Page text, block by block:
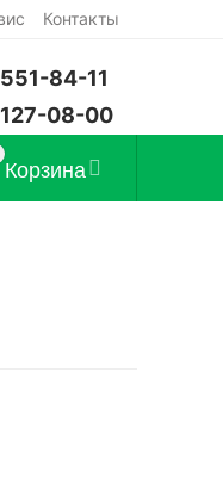
Контакты
84-11
08-00
Корзина